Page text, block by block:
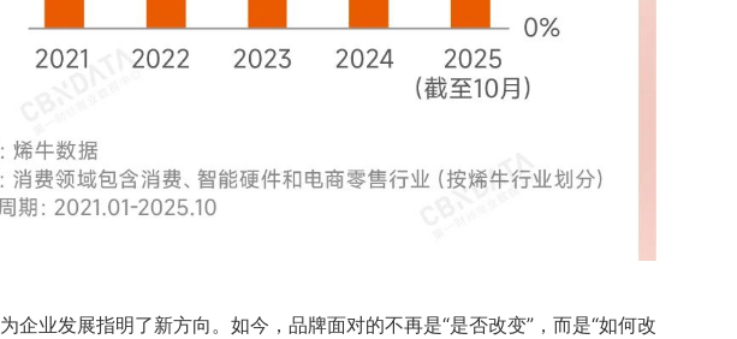
企业发展指明了新方向。如今，品牌面对的不再是“是否改变”，而是“如何改